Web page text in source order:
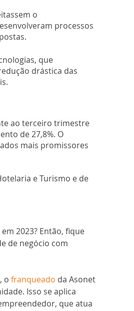
o
processos
que
drástica das
ao terceiro trimestre
de 27,8%. O
mais promissores
e Turismo e de
2023? Então, fique
de negócio com
o franqueado da Asonet
Isso se aplica
que atua